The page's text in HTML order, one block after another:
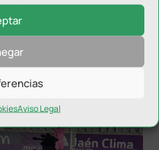
Aviso Legal
David Márquez